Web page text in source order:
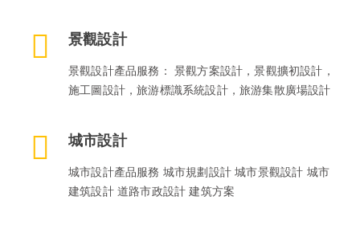
景觀設計
景觀設計產品服務： 景觀方案設計，景觀擴初設計，
施工圖設計，旅游標識系統設計，旅游集散廣場設計
城市設計
城市設計產品服務 城市規劃設計 城市景觀設計 城市
建筑設計 道路市政設計 建筑方案